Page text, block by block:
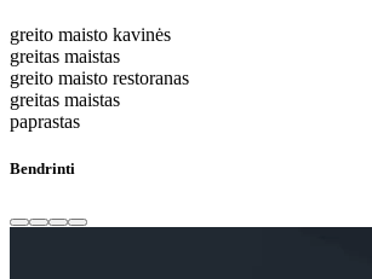
greito maisto kavinės
greitas maistas
greito maisto restoranas
greitas maistas
paprastas
Bendrinti